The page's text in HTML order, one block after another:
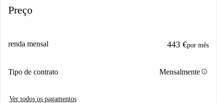
Preço
renda mensal 443 €por mês
Tipo de contrato Mensalmenteinfo
Ver todos os pagamentos